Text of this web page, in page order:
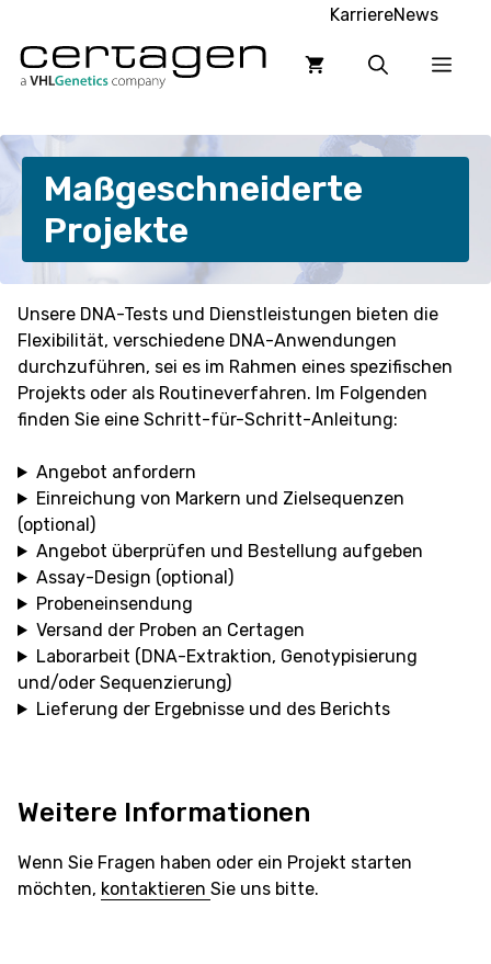
springen
KarriereNews
Maßgeschneiderte
Projekte
Unsere DNA-Tests und Dienstleistungen bieten die
Flexibilität, verschiedene DNA-Anwendungen
durchzuführen, sei es im Rahmen eines spezifischen
Projekts oder als Routineverfahren. Im Folgenden
finden Sie eine Schritt-für-Schritt-Anleitung:
Angebot anfordern
Einreichung von Markern und Zielsequenzen
(optional)
Angebot überprüfen und Bestellung aufgeben
Assay-Design (optional)
Probeneinsendung
Versand der Proben an Certagen
Laborarbeit (DNA-Extraktion, Genotypisierung
und/oder Sequenzierung)
Lieferung der Ergebnisse und des Berichts
Weitere Informationen
Wenn Sie Fragen haben oder ein Projekt starten
möchten, kontaktieren Sie uns bitte.